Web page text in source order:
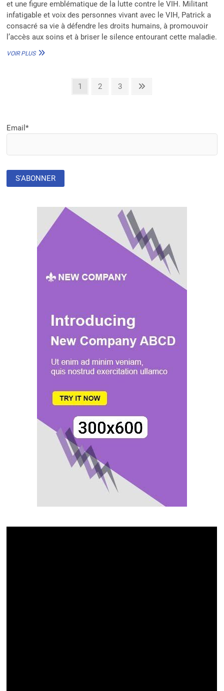
et une figure emblématique de la lutte contre le VIH. Militant
infatigable et voix des personnes vivant avec le VIH, Patrick a
consacré sa vie à défendre les droits humains, à promouvoir
l’accès aux soins et à briser le silence entourant cette maladie.
VOIR PLUSBERTHILDE
LA
VIH
NOUS
QUITTE »
Page
1 Page
2 Page
3
Email*